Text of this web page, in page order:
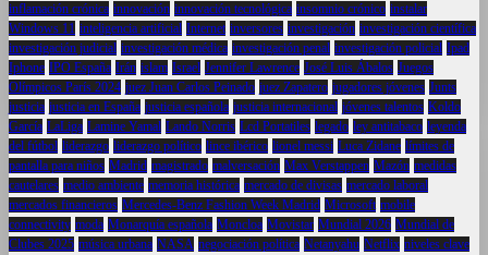
inflamación crónica innovación innovación tecnológica insomnio crónico instalar
Windows 11 inteligencia artificial Internet inversores investigación investigación científica
investigación judicial investigación médica investigación penal investigación policial Ipad
Iphone IPO España Irán islam Israel Jennifer Lawrence José Luis Ábalos Juegos
Olímpicos París 2024 juez Juan Carlos Peinado juez Zapatero jugadores jóvenes Junts
justicia justicia en España justicia española justicia internacional jóvenes talentos Koldo
García LaLiga Lamine Yamal Lando Norris Lcd Portatiles legado ley antitabaco leyenda
del fútbol liderazgo liderazgo político lince ibérico lionel messi Luca Zidane límites de
pantalla para niños Madrid magistrado malversación Max Verstappen Mazón medidas
cautelares medio ambiente memoria histórica mercado de divisas mercado laboral
mercados financieros Mercedes-Benz Fashion Week Madrid Microsoft mobile
connectivity moda Monarquía española Moncloa Movistar Mundial 2026 Mundial de
Clubes 2025 música urbana NASA negociación política Netanyahu Netflix niveles clave